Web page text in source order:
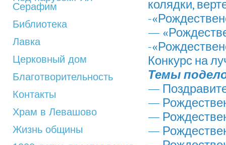
Серафим
Библиотека
Лавка
Церковный дом
Благотворительность
Контакты
Храм в Левашово
Жизнь общины
колядки,
-
—
-
Конкурс на
Темы
—
—
—
—